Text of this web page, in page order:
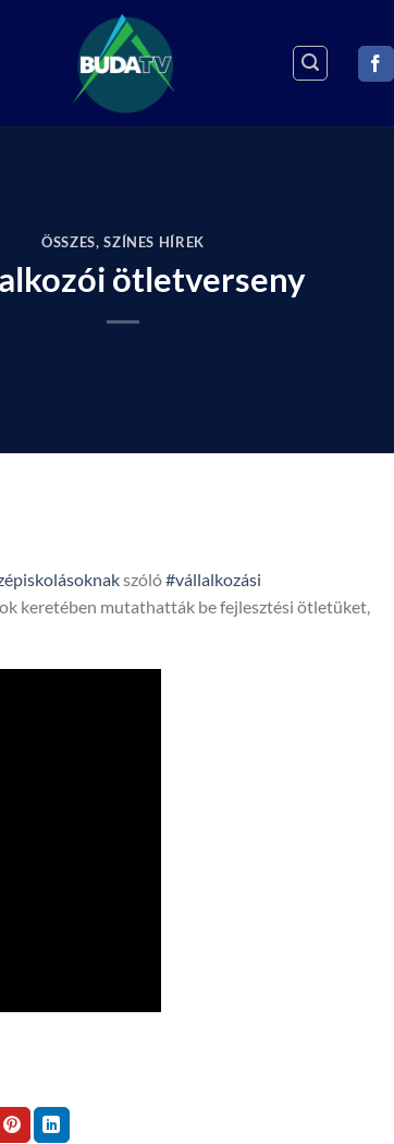
ÖSSZES,SZÍNES HÍREK
ötletverseny
szóló#vállalkozási
keretében mutathatták be fejlesztési ötletüket,